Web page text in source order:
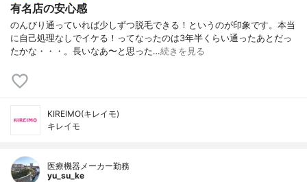
有名店の安心感
のんびり通っていれば少しずつ脱毛できる！というのが印象です。本当
に自己処理なしでイケる！ってなったのは3年半くらい通ったあとだっ
たかな・・・。長いなあ〜と思った…続きを見る
KIREIMO(キレイモ)
キレイモ
医療機器メーカー勤務
yu_su_ke